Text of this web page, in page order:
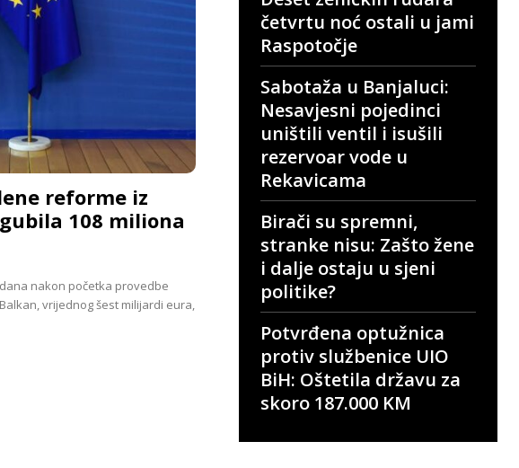
reforme iz
108 miliona
nakon početka provedbe
vrijednog šest milijardi eura,
četvrtu noć ostali u jami
Raspotočje
Sabotaža u Banjaluci:
Nesavjesni pojedinci
uništili ventil i isušili
rezervoar vode u
Rekavicama
Birači su spremni,
stranke nisu: Zašto žene
i dalje ostaju u sjeni
politike?
Potvrđena optužnica
protiv službenice UIO
BiH: Oštetila državu za
skoro 187.000 KM